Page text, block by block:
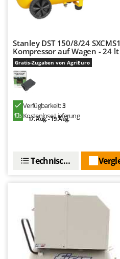
Wolf Garten
Wortex
Y Yard Force
Zephir
Zomax
Stanley DST 150/8/24
Kompressor auf Wagen - 24
Gratis-Zugaben von AgriEuro
Verfügbarkeit:3
Kostenlose Lieferung
17. Aug. - 19. Aug.
Technische Daten